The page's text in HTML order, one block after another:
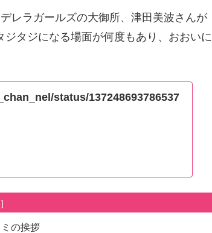
レラガールズの大御所、津田美波さんが
タジになる場面が何度もあり、おおいに
status/137248693786537
の挨拶